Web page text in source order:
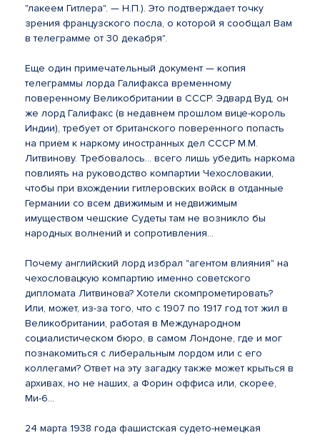
"лакеем Гитлера". — Н.П.). Это подтверждает точку
зрения французского посла, о которой я сообщал Вам
в телеграмме от 30 декабря".
Еще один примечательный документ — копия
телеграммы лорда Галифакса временному
поверенному Великобритании в СССР. Эдвард Вуд, он
же лорд Галифакс (в недавнем прошлом вице-король
Индии), требует от британского поверенного попасть
на прием к наркому иностранных дел СССР М.М.
Литвинову. Требовалось... всего лишь убедить наркома
повлиять на руководство компартии Чехословакии,
чтобы при вхождении гитлеровских войск в отданные
Германии со всем движимым и недвижимым
имуществом чешские Судеты там не возникло бы
народных волнений и сопротивления...
Почему английский лорд избрал "агентом влияния" на
чехословацкую компартию именно советского
дипломата Литвинова? Хотели скомпрометировать?
Или, может, из-за того, что с 1907 по 1917 год тот жил в
Великобритании, работая в Международном
социалистическом бюро, в самом Лондоне, где и мог
познакомиться с либеральным лордом или с его
коллегами? Ответ на эту загадку также может крыться в
архивах, но не наших, а Форин оффиса или, скорее,
Ми-6...
24 марта 1938 года фашистская судето-немецкая